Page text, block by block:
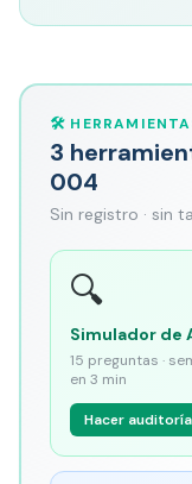
🛠️
3
004
Sin registro · sin
🔍
Simulador de
15 preguntas ·
en 3 min
Hacer